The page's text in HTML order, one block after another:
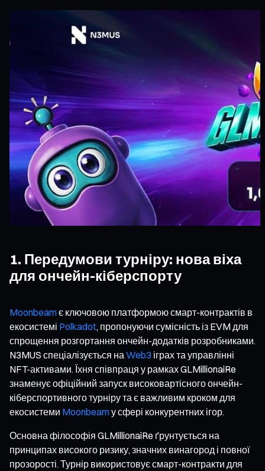
1. Передумови турніру: нова віха
для ончейн-кіберспорту
Moonbeamє ключовою платформою смарт-контрактів в
екосистемі Polkadot, пропонуючи сумісність із EVM для
спрощення розгортання ончейн-додатків розробниками.
N3MUS спеціалізується на Web3 іграх та управлінні
NFT-активами. Їхня співпраця у рамках GLMillionaiRe
знаменує офіційний запуск високовартісного ончейн-
кіберспортивного турніру та є важливим кроком для
екосистеми Moonbeamу сфері конкурентних ігор.
Основна філософія GLMillionaiRe ґрунтується на
принципах високого ризику, значних винагород і повної
прозорості. Турнір використовує смарт-контракти для